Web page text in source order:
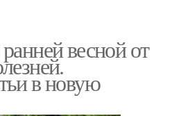
весной от
в новую